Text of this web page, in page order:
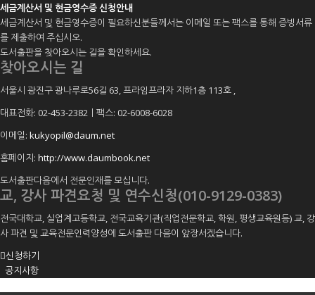
세금계산서 및 현금영수증 신청안내
세금계산서 및 현금영수증이 필요하신분들께서는 이메일 또는 팩스를 통해 증빙서류
를 제출하여 주십시오.
도서출판을 찾아오시는 길을 확인하세요.
찾아오시는 길
서울시 광진구 광나루로56길 63, 프라임프라자 지하1층 113호 ,
대표전화: 02-453-2382ㅣ팩스: 02-6008-6028
이메일: kukyopil@daum.net
홈페이지: http://www.daumbook.net
도서출판다음에서 전문인재를 모십니다.
교, 강사 파견요청 및 연수신청(010-9129-0383)
전국대학교, 실업계고등학교, 전국교육기관(직업전문학교, 학원, 평생교육원등) 교, 강
사 파견 및 교육전문인력양성에 도서출판 다음이 앞장서겠습니다.
신청하기
공지사항